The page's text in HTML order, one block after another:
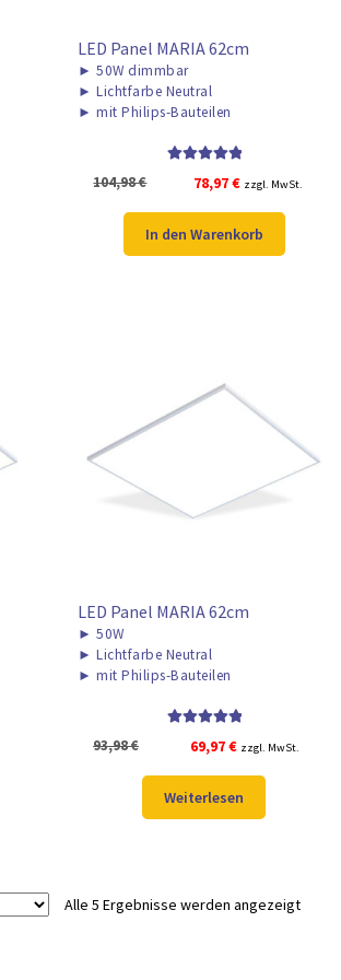
LED Panel MARIA 62cm
► 50W dimmbar
► Lichtfarbe Neutral
► mit Philips-Bauteilen
von 5
104,98€
Ursprünglicher
war:
104,98 €
78,97€Aktueller
ist:
78,97 €.
zzgl. MwSt.
In den Warenkorb
LED Panel MARIA 62cm
► 50W
► Lichtfarbe Neutral
► mit Philips-Bauteilen
von 5
93,98€
Ursprünglicher
war:
93,98 €
69,97€Aktueller
ist:
69,97 €.
zzgl. MwSt.
Weiterlesen
Alle 5 Ergebnisse werden angezeigt